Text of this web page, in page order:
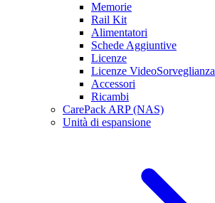
Memorie
Rail Kit
Alimentatori
Schede Aggiuntive
Licenze
Licenze VideoSorveglianza
Accessori
Ricambi
CarePack ARP (NAS)
Unità di espansione